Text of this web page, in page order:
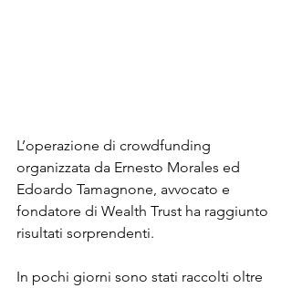
L’operazione di crowdfunding
organizzata da Ernesto Morales ed
Edoardo Tamagnone, avvocato e
fondatore di Wealth Trust ha raggiunto
risultati sorprendenti.
In pochi giorni sono stati raccolti oltre